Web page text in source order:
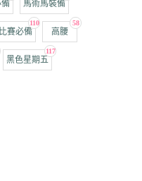
備 馬術馬裝備
110
賽必備
58
高腰
117
黑色星期五